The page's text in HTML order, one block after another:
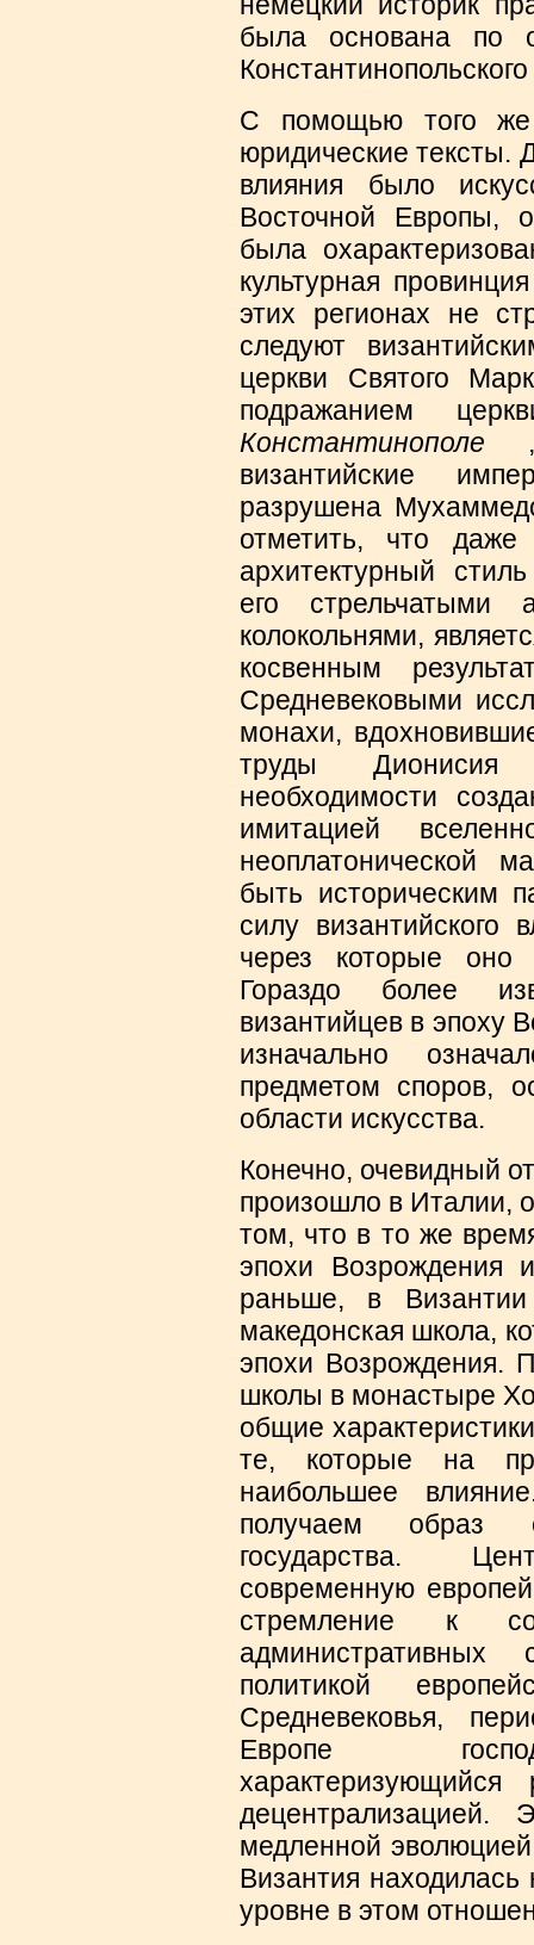
была основана по
С помощью того же
юридические тексты.
влияния было
Восточной Европы,
была
культурная
этих регионах не
следуют
церкви Святого
подражанием
Константинополе ,
византийские
разрушена
отметить, что даже
архитектурный
его стрельчатыми
колокольнями,
косвенным
Средневековыми
монахи,
труды
необходимости
имитацией
неоплатонической
быть историческим
силу византийского
через которые оно
Гораздо более
византийцев в эпоху
изначально
предметом споров,
области искусства.
Конечно, очевидный
произошло в Италии,
том, что в то же
эпохи Возрождения
раньше, в
македонская школа,
эпохи Возрождения.
школы в монастыре
общие
те, которые на
наибольшее
получаем образ
государства.
современную
стремление к
административных
политикой
Средневековья,
Европе
характеризующийся
медленной
Византия находилась
уровне в этом